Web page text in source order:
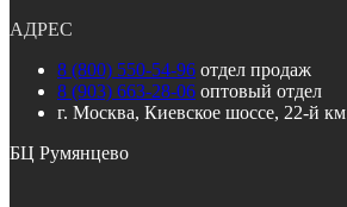
АДРЕС
8 (800) 550-54-96 отдел продаж
8 (903) 663-28-06 оптовый отдел
г. Москва, Киевское шоссе, 22-й км
БЦ Румянцево